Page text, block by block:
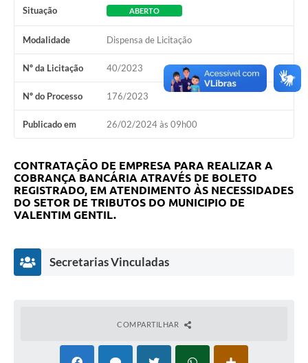
Situação ABERTO
Modalidade Dispensa de Licitação
Nº da Licitação 40/2023
Nº do Processo 176/2023
Publicado em 26/02/2024 às 09h00
CONTRATAÇÃO DE EMPRESA PARA REALIZAR A
COBRANÇA BANCÁRIA ATRAVÉS DE BOLETO
REGISTRADO, EM ATENDIMENTO ÀS NECESSIDADES
DO SETOR DE TRIBUTOS DO MUNICIPIO DE
VALENTIM GENTIL.
Secretarias Vinculadas
COMPARTILHAR